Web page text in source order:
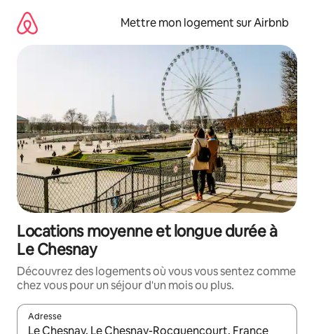
directement
Mettre mon logement sur Airbnb
Locations moyenne et longue durée à
Le Chesnay
Découvrez des logements où vous vous sentez comme
chez vous pour un séjour d'un mois ou plus.
Adresse
Lorsque les résultats s'affichent, utilisez les flèches vers le